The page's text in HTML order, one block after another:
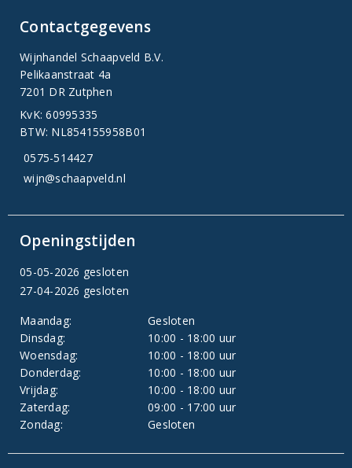
Contactgegevens
Wijnhandel Schaapveld B.V.
Pelikaanstraat 4a
7201 DR Zutphen
KvK: 60995335
BTW: NL854155958B01
0575-514427
wijn@schaapveld.nl
Openingstijden
05-05-2026 gesloten
27-04-2026 gesloten
Maandag:
Gesloten
Dinsdag:
10:00 - 18:00 uur
Woensdag:
10:00 - 18:00 uur
Donderdag:
10:00 - 18:00 uur
Vrijdag:
10:00 - 18:00 uur
Zaterdag:
09:00 - 17:00 uur
Zondag:
Gesloten